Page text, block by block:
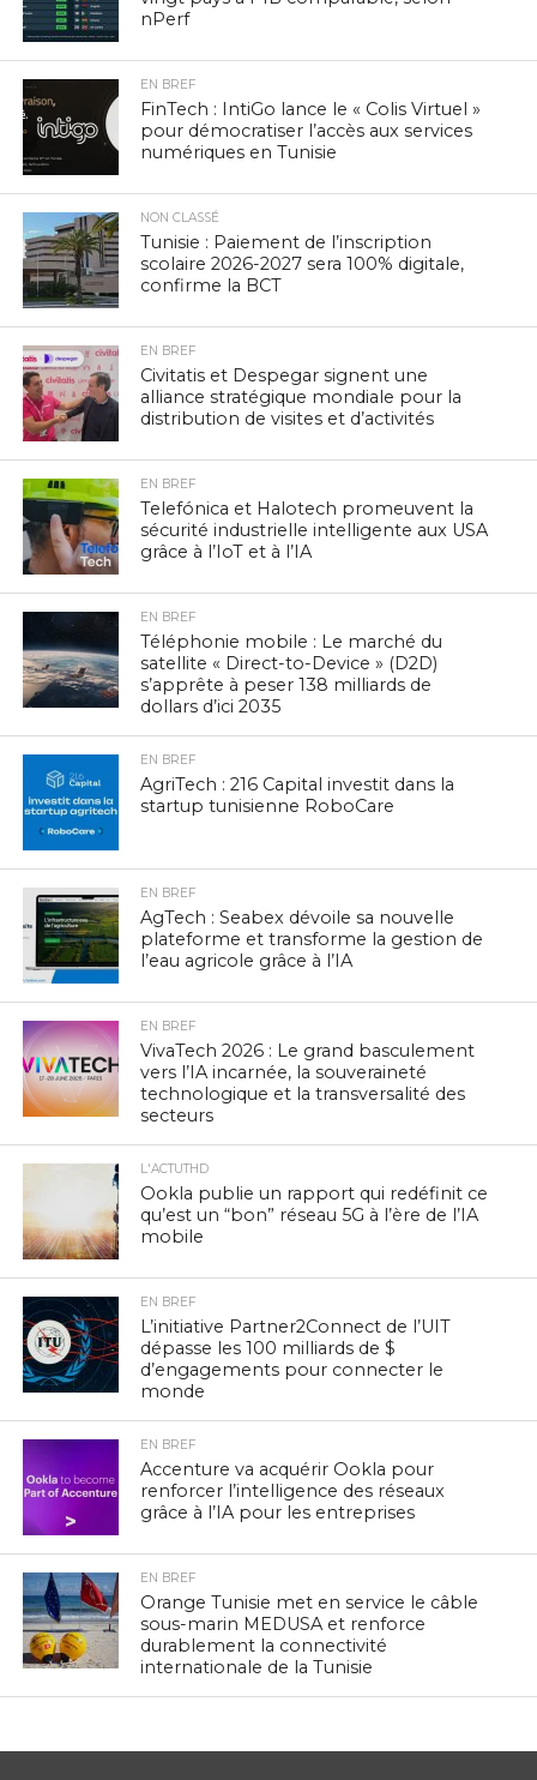
nPerf
EN BREF
FinTech : IntiGo lance le « Colis Virtuel »
pour démocratiser l’accès aux services
numériques en Tunisie
NON CLASSÉ
Tunisie : Paiement de l’inscription
scolaire 2026-2027 sera 100% digitale,
confirme la BCT
EN BREF
Civitatis et Despegar signent une
alliance stratégique mondiale pour la
distribution de visites et d’activités
EN BREF
Telefónica et Halotech promeuvent la
sécurité industrielle intelligente aux USA
grâce à l’IoT et à l’IA
EN BREF
Téléphonie mobile : Le marché du
satellite « Direct-to-Device » (D2D)
s’apprête à peser 138 milliards de
dollars d’ici 2035
EN BREF
AgriTech : 216 Capital investit dans la
startup tunisienne RoboCare
EN BREF
AgTech : Seabex dévoile sa nouvelle
plateforme et transforme la gestion de
l’eau agricole grâce à l’IA
EN BREF
VivaTech 2026 : Le grand basculement
vers l’IA incarnée, la souveraineté
technologique et la transversalité des
secteurs
L'ACTUTHD
Ookla publie un rapport qui redéfinit ce
qu’est un “bon” réseau 5G à l’ère de l’IA
mobile
EN BREF
L’initiative Partner2Connect de l’UIT
dépasse les 100 milliards de $
d’engagements pour connecter le
monde
EN BREF
Accenture va acquérir Ookla pour
renforcer l’intelligence des réseaux
grâce à l’IA pour les entreprises
EN BREF
Orange Tunisie met en service le câble
sous-marin MEDUSA et renforce
durablement la connectivité
internationale de la Tunisie